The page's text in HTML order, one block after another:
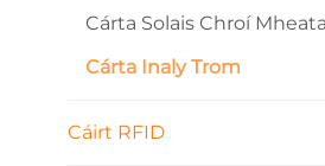
Cárta Solais Chroí
Cárta Inaly Trom
Cáirt RFID